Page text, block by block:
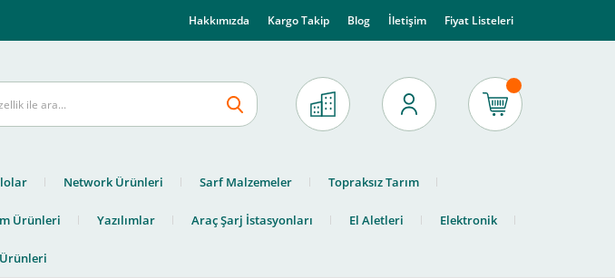
Hakkımızda Kargo Takip Blog İletişim Fiyat Listeleri
Network Ürünleri Sarf Malzemeler Topraksız Tarım
Ürünleri Yazılımlar Araç Şarj İstasyonları El Aletleri Elektronik